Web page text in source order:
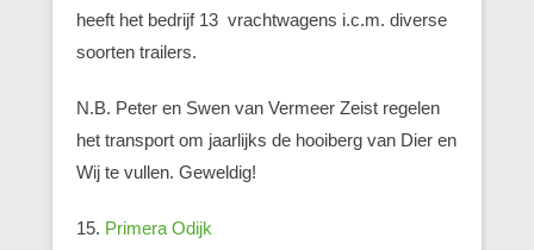
heeft het bedrijf 13 vrachtwagens i.c.m. diverse
soorten trailers.
N.B. Peter en Swen van Vermeer Zeist regelen
het transport om jaarlijks de hooiberg van Dier en
Wij te vullen. Geweldig!
15. Primera Odijk